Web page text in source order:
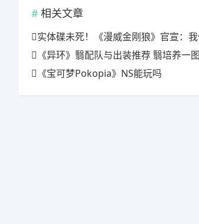
相关文章
实体碟未死！《漫威金刚狼》官宣：
《异环》翳配队与出装推荐 翳培养一
《宝可梦Pokopia》NS能玩吗